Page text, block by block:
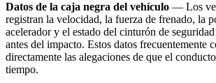
Datos de la caja negra del vehículo — Los
registran la velocidad, la fuerza de frenado, la
acelerador y el estado del cinturón de
antes del impacto. Estos datos frecuentemente
directamente las alegaciones de que el
tiempo.